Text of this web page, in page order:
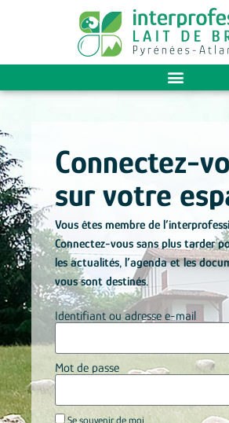
Connectez-
sur votre
Vous êtes membre de
Connectez-vous sans plus tarder
les actualités, l’agenda et les
vous sont destinés.
Identifiant ou adresse e-mail
Mot de passe
Se souvenir de moi